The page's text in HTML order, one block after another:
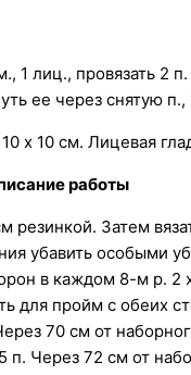
1 лиц., провязать 2
ее через снятую
х 10 см. Лицевая
работы
резинкой. Затем
убавить особыми
в каждом 8-м р.
для пройм с обеих
70 см от
п. Через 72 см от